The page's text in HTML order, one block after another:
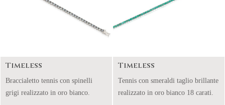
Timeless
Braccialetto tennis con spinelli
grigi realizzato in oro bianco.
Timeless
Tennis con smeraldi taglio brillante
realizzato in oro bianco 18 carati.